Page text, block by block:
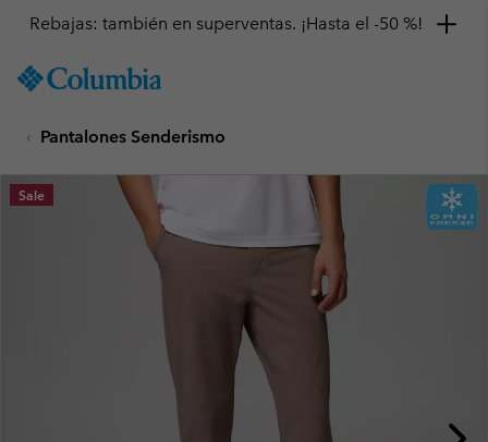
TO
SKIP
MAIN
NAV
Rebajas: también en superventas. ¡Hasta el -50 %!
Pantalones Senderismo
Sale